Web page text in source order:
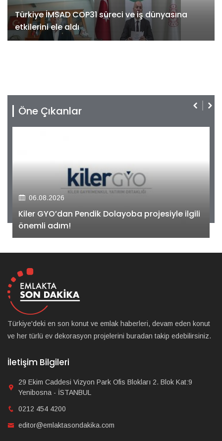
Türkiye İMSAD COP31 süreci ve iş dünyasına
etkilerini ele aldı
Öne Çıkanlar
06.08.2026
Kiler GYO’dan Pendik Dolayoba projesiyle ilgili
önemli adım!
Türkiye'deki en son konut ve emlak haberleri, devam eden konut
ve her türlü ev dekorasyon projelerini buradan takip edebilirsiniz.
İletişim Bilgileri
29 Ekim Caddesi Vizyon Park Ofis Blokları 2. Blok Kat:9
Yenibosna - İSTANBUL
0212 454 4200
editor@emlaktasondakika.com